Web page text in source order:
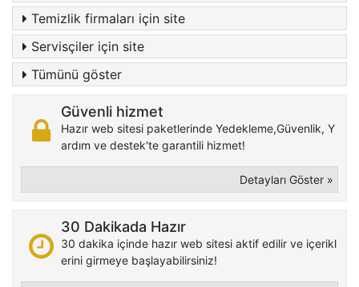
Temizlik firmaları için site
Servisçiler için site
Tümünü göster
Güvenli hizmet
Hazır web sitesi paketlerinde Yedekleme,Güvenlik, Y
ardım ve destek'te garantili hizmet!
Detayları Göster »
30 Dakikada Hazır
30 dakika içinde hazır web sitesi aktif edilir ve içerikl
erini girmeye başlayabilirsiniz!